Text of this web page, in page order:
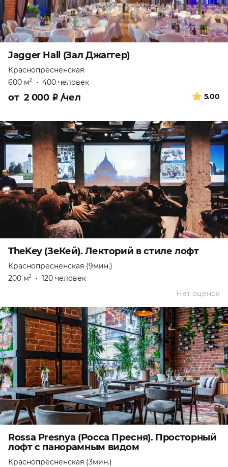
Jagger Hall (Зал Джаггер)
Краснопресненская
600 м2 • 400 человек
5.00
от 2 000 ₽ /чел
TheKey (ЗеКей). Лекторий в стиле лофт
Краснопресненская (9мин.)
200 м2 • 120 человек
Нет оценок
Rossa Presnya (Росса Пресня). Просторный
лофт с панорамным видом
Краснопресненская (3мин.)